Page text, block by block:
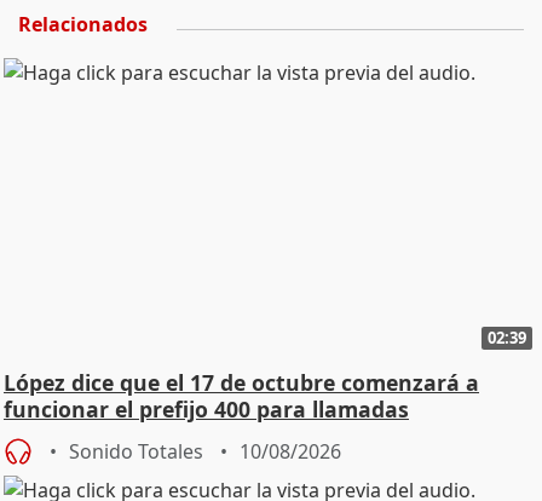
Relacionados
02:39
López dice que el 17 de octubre comenzará a
funcionar el prefijo 400 para llamadas
comerciales
Sonido Totales 10/08/2026